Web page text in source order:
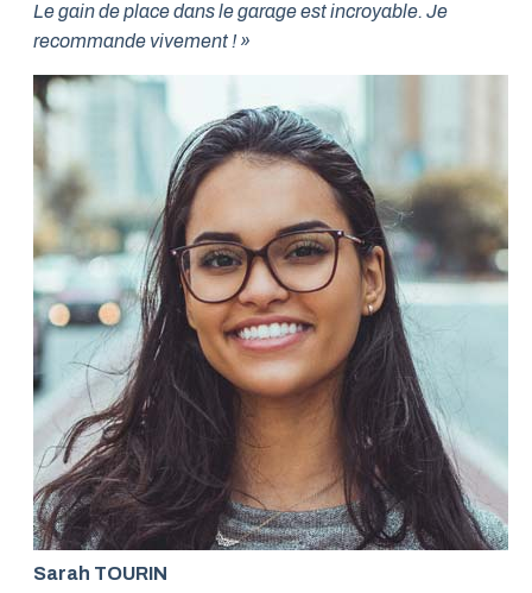
Le gain de place dans le garage est incroyable. Je
recommande vivement ! »
Sarah TOURIN